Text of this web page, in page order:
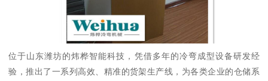
位于山东潍坊的炜桦智能科技，凭借多年的冷弯成型设备研发经
验，推出了一系列高效、精准的货架生产线，为各类企业的仓储系